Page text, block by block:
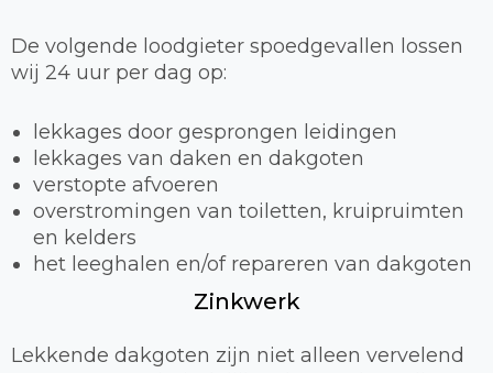
De volgende loodgieter spoedgevallen lossen
wij 24 uur per dag op:
lekkages door gesprongen leidingen
lekkages van daken en dakgoten
verstopte afvoeren
overstromingen van toiletten, kruipruimten
en kelders
het leeghalen en/of repareren van dakgoten
Zinkwerk
Lekkende dakgoten zijn niet alleen vervelend